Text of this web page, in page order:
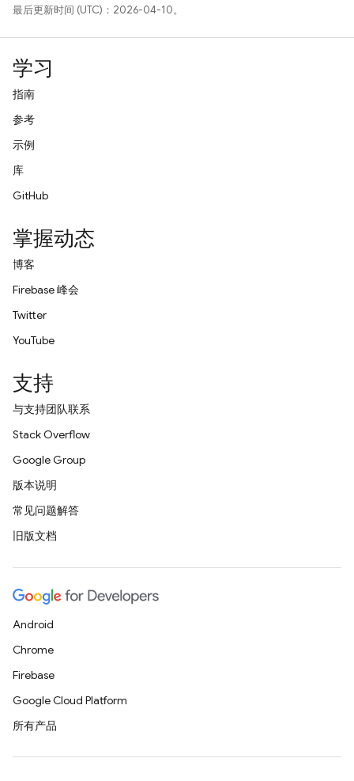
最后更新时间 (UTC)：2026-04-10。
学习
指南
参考
示例
库
GitHub
掌握动态
博客
Firebase 峰会
Twitter
YouTube
支持
与支持团队联系
Stack Overflow
Google Group
版本说明
常见问题解答
旧版文档
Android
Chrome
Firebase
Google Cloud Platform
所有产品